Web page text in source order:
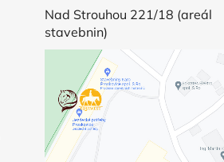
Nad Strouhou 221/18 (areál
stavebnin)